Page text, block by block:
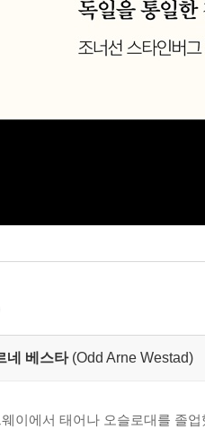
네 베스타 (Odd Arne Westad)
이에서 태어나 오슬로대를 졸